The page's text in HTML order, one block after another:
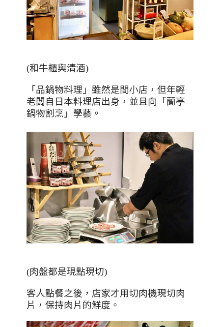
(和牛櫃與清酒)
「品鍋物料理」雖然是間小店，但年輕
老闆自日本料理店出身，並且向「蘭亭
鍋物割烹」學藝。
(肉盤都是現點現切)
客人點餐之後，店家才用切肉機現切肉
片，保持肉片的鮮度。